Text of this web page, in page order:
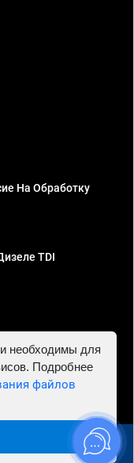
На Обработку
TDI
- Автосервис
необходимы для
Подробнее
файлов